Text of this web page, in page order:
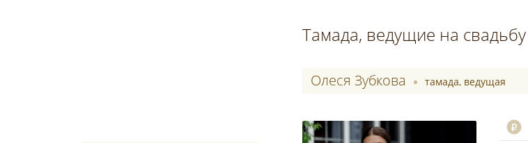
Тамада, ведущие на свадьбу
Олеся Зубкова тамада, ведущая